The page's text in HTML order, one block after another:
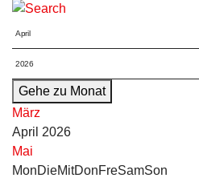
Gehe zu Monat
März
April 2026
Mai
MonDieMitDonFreSamSon